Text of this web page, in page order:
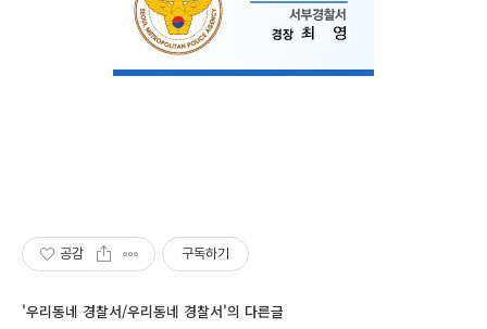
공감 구독하기
'우리동네 경찰서/우리동네 경찰서'의 다른글